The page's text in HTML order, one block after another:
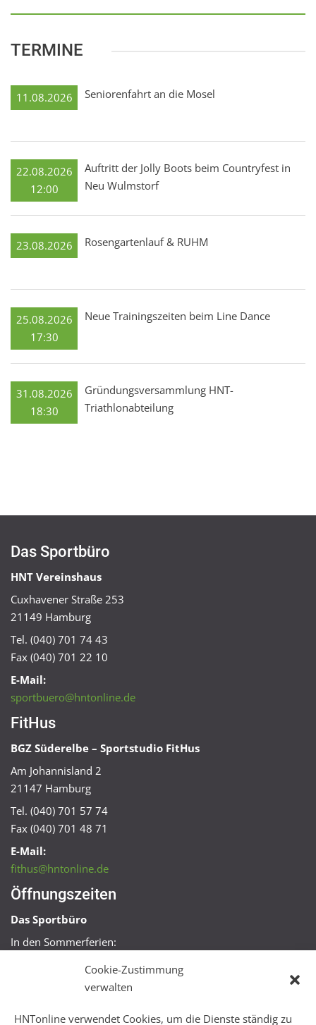
Cookie-Zustimmung
verwalten
HNTonline verwendet Cookies, um die Dienste ständig zu
TERMINE
11.08.2026 Seniorenfahrt an die Mosel
22.08.2026
12:00
Auftritt der Jolly Boots beim Countryfest in
Neu Wulmstorf
23.08.2026 Rosengartenlauf & RUHM
25.08.2026
17:30
Neue Trainingszeiten beim Line Dance
31.08.2026
18:30
Gründungsversammlung HNT-
Triathlonabteilung
Das Sportbüro
HNT Vereinshaus
Cuxhavener Straße 253
21149 Hamburg
Tel. (040) 701 74 43
Fax (040) 701 22 10
E-Mail:
sportbuero@hntonline.de
FitHus
BGZ Süderelbe – Sportstudio FitHus
Am Johannisland 2
21147 Hamburg
Tel. (040) 701 57 74
Fax (040) 701 48 71
E-Mail:
fithus@hntonline.de
Öffnungszeiten
Das Sportbüro
In den Sommerferien:
Mo + Mi 16:00 – 18:00 Uhr